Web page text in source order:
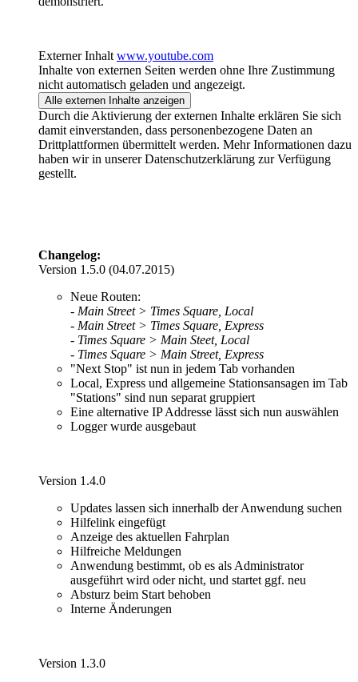
Externer Inhalt www.youtube.com
Inhalte von externen Seiten werden ohne Ihre Zustimmung
nicht automatisch geladen und angezeigt.
Alle externen Inhalte anzeigen
Durch die Aktivierung der externen Inhalte erklären Sie sich
damit einverstanden, dass personenbezogene Daten an
Drittplattformen übermittelt werden. Mehr Informationen dazu
haben wir in unserer Datenschutzerklärung zur Verfügung
gestellt.
Changelog:
Version 1.5.0 (04.07.2015)
Neue Routen:
- Main Street > Times Square, Local
- Main Street > Times Square, Express
- Times Square > Main Steet, Local
- Times Square > Main Street, Express
"Next Stop" ist nun in jedem Tab vorhanden
Local, Express und allgemeine Stationsansagen im Tab
"Stations" sind nun separat gruppiert
Eine alternative IP Addresse lässt sich nun auswählen
Logger wurde ausgebaut
Version 1.4.0
Updates lassen sich innerhalb der Anwendung suchen
Hilfelink eingefügt
Anzeige des aktuellen Fahrplan
Hilfreiche Meldungen
Anwendung bestimmt, ob es als Administrator
ausgeführt wird oder nicht, und startet ggf. neu
Absturz beim Start behoben
Interne Änderungen
Version 1.3.0